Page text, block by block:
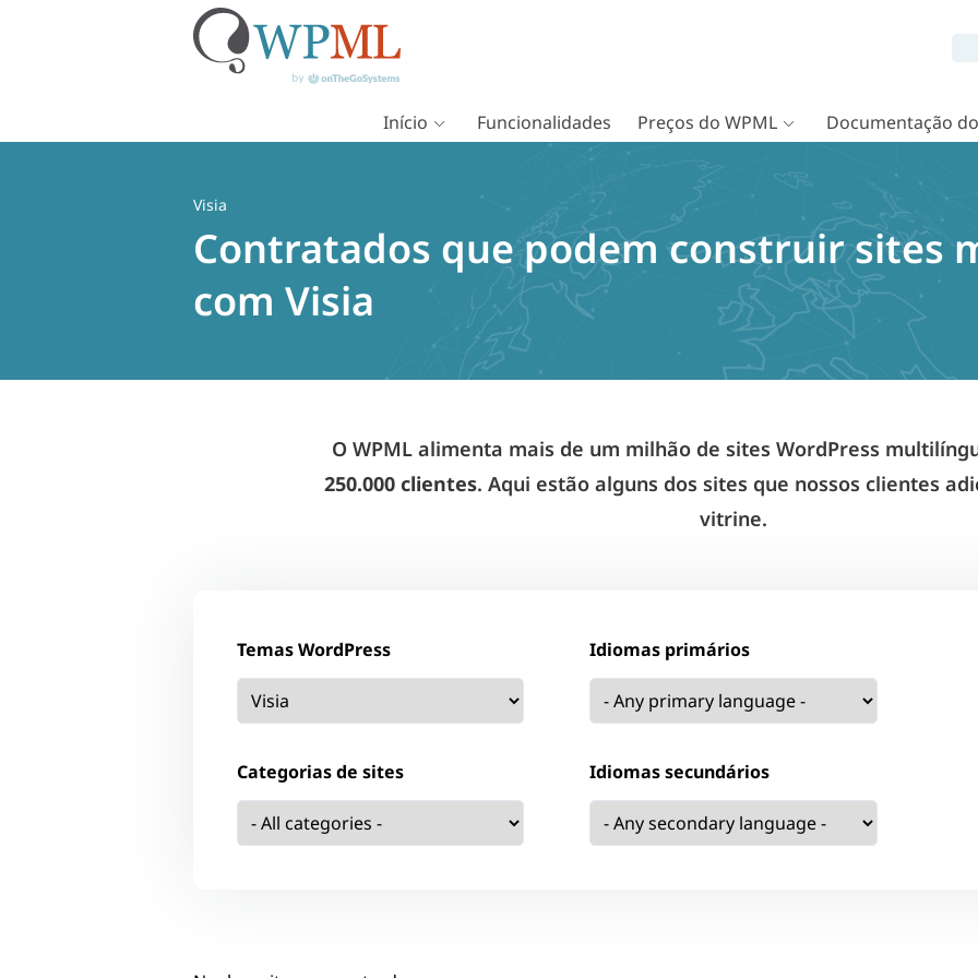
Início Funcionalidades Preços do WPML Documentação
Visia
Contratados que podem construir sites
com Visia
O WPML alimenta mais de um milhão de sites WordPress
250.000 clientes. Aqui estão alguns dos sites que nossos clientes
vitrine.
Temas WordPress
Categorias de sites
Idiomas primários
Idiomas secundários